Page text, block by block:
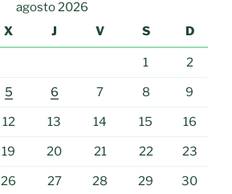
agosto 2026
X J V S D
1 2
5 6 7 8 9
12 13 14 15 16
19 20 21 22 23
26 27 28 29 30